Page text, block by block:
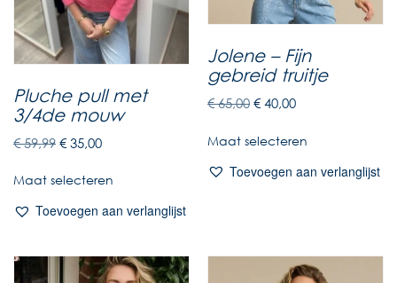
Pluche pull met
3/4de mouw
€59,99 € 35,00
Maat selecteren
Toevoegen aan verlanglijst
Jolene – Fijn
gebreid truitje
€65,00 €40,00
Maat selecteren
Toevoegen aan verlanglijst